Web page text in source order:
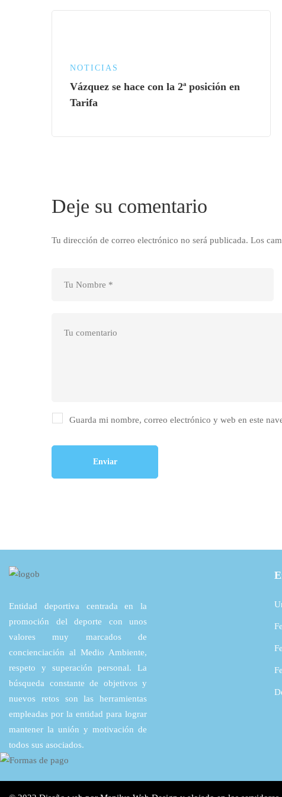
NOTICIAS
Vázquez se hace con la 2ª posición en
Tarifa
Deje su comentario
Tu dirección de correo electrónico no será publicada. Los
Guarda mi nombre, correo electrónico y web en este
Entidad deportiva centrada en la
promoción del deporte con unos
valores muy marcados de
concienciación al Medio Ambiente,
respeto y superación personal. La
búsqueda constante de objetivos y
nuevos retos son las herramientas
empleadas por la entidad para lograr
mantener la unión y motivación de
todos sus asociados.